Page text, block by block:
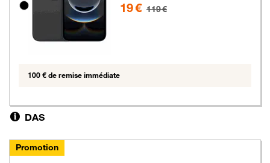
19 € 119 €
100 € de remise immédiate
DAS
Promotion